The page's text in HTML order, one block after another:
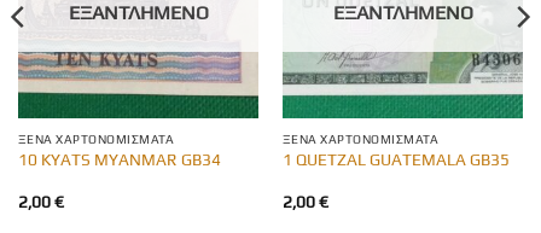
ΕΞΑΝΤΛΗΜΈΝΟ
ΞΈΝΑ ΧΑΡΤΟΝΟΜΊΣΜΑΤΑ
10 KYATS MYANMAR GB34
2,00€
ΕΞΑΝΤΛΗΜΈΝΟ
ΞΈΝΑ ΧΑΡΤΟΝΟΜΊΣΜΑΤΑ
1 QUETZAL GUATEMALA GB35
2,00€